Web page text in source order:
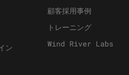
ン
顧客採用事例
トレーニング
Wind River Labs